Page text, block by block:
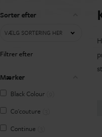
Sorter efter
VÆLG SORTERING HER
Filtrer efter
Mærker
Black Colour
Co'couture
Continue